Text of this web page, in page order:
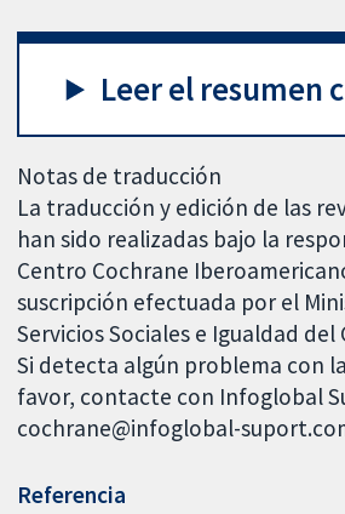
Leer el resumen
Notas de traducción
La traducción y edición de las
han sido realizadas bajo la
Centro Cochrane
suscripción efectuada por el
Servicios Sociales e Igualdad
Si detecta algún problema con
favor, contacte con Infoglobal
cochrane@infoglobal-
Referencia